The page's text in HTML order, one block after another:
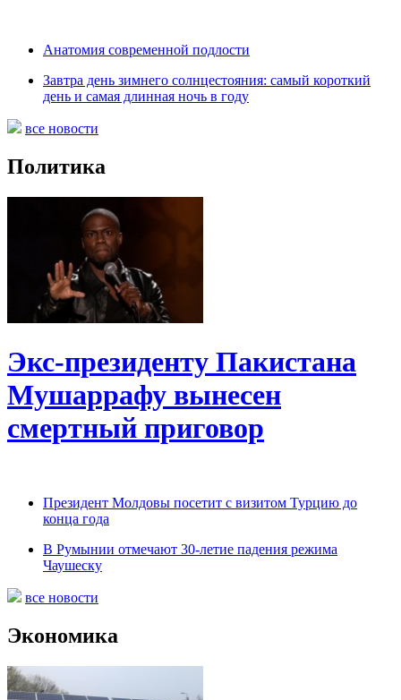
Анатомия современной подлости
Завтра день зимнего солнцестояния: самый короткий
день и самая длинная ночь в году
все новости
Политика
Экс-президенту Пакистана
Мушаррафу вынесен
смертный приговор
Президент Молдовы посетит с визитом Турцию до
конца года
В Румынии отмечают 30-летие падения режима
Чаушеску
все новости
Экономика